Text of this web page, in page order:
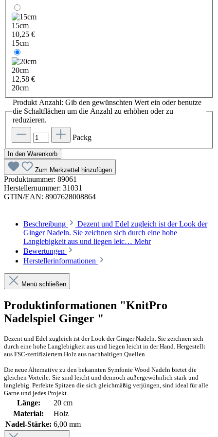
15cm
10,25 €
15cm
20cm
12,58 €
20cm
Produkt Anzahl: Gib den gewünschten Wert ein oder benutze
die Schaltflächen um die Anzahl zu erhöhen oder zu
reduzieren.
Packg
In den Warenkorb
Zum Merkzettel hinzufügen
Produktnummer: 89061
Herstellernummer: 31031
GTIN/EAN: 8907628008864
Beschreibung
Dezent und Edel zugleich ist der Look der
Ginger Nadeln. Sie zeichnen sich durch eine hohe
Langlebigkeit aus und liegen leic… Mehr
Bewertungen
Herstellerinformationen
Menü schließen
Produktinformationen "KnitPro
Nadelspiel Ginger "
Dezent und Edel zugleich ist der Look der Ginger Nadeln. Sie zeichnen sich
durch eine hohe Langlebigkeit aus und liegen leicht in der Hand. Hergestellt
aus FSC-zertifiziertem Holz aus nachhaltigen Quellen.
Die neue Alternative zu den bekannten Symfonie Wood Nadeln bietet die
gleichen Vorteile: Sie sind leicht und dennoch außergewöhnlich stark und
langlebig. Perfekte Spitzen die sich gleichmäßig verjüngen, sind ideal für alle
Garne und jedes Projekt.
Länge:
20 cm
Material:
Holz
Nadel-Stärke: 6,00 mm